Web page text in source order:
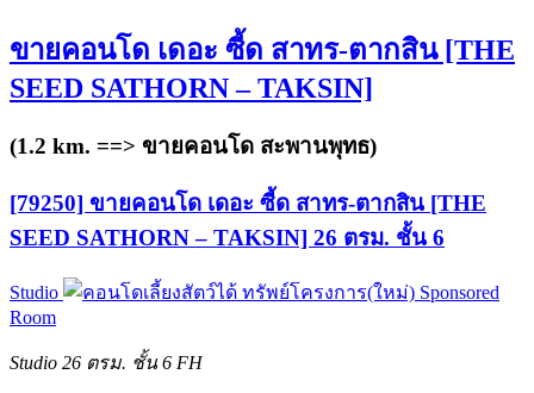
ขายคอนโด เดอะ ซี้ด สาทร-ตากสิน [THE
SEED SATHORN – TAKSIN]
(1.2 km. ==> ขายคอนโด สะพานพุทธ)
[79250] ขายคอนโด เดอะ ซี้ด สาทร-ตากสิน [THE
SEED SATHORN – TAKSIN] 26 ตรม. ชั้น 6
Studio ทรัพย์โครงการ(ใหม่) Sponsored
Room
Studio 26 ตรม. ชั้น 6 FH